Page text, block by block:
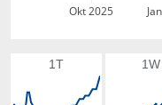
Okt 2025
1T 1W